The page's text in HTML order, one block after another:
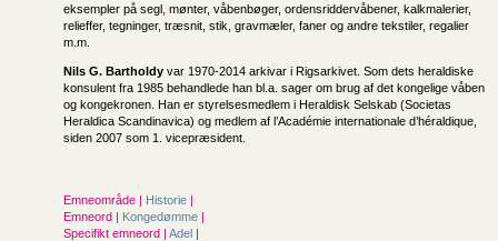
eksempler på segl, mønter, våbenbøger, ordensriddervåbener, kalkmalerier,
relieffer, tegninger, træsnit, stik, gravmæler, faner og andre tekstiler, regalier
m.m.
Nils G. Bartholdy var 1970-2014 arkivar i Rigsarkivet. Som dets heraldiske
konsulent fra 1985 behandlede han bl.a. sager om brug af det kongelige våben
og kongekronen. Han er styrelsesmedlem i Heraldisk Selskab (Societas
Heraldica Scandinavica) og medlem af l’Académie internationale d’héraldique,
siden 2007 som 1. vicepræsident.
Emneområde | Historie |
Emneord | Kongedømme |
Specifikt emneord | Adel |